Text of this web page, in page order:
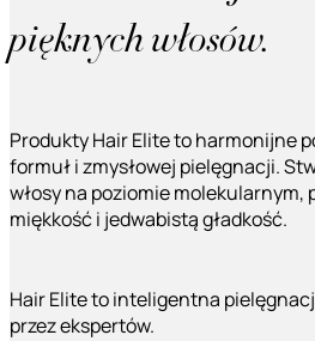
pięknych włosów.
Produkty Hair Elite to harmonijne
formuł i zmysłowej pielęgnacji.
włosy na poziomie molekularnym,
miękkość i jedwabistą gładkość.
Hair Elite to inteligentna
przez ekspertów.